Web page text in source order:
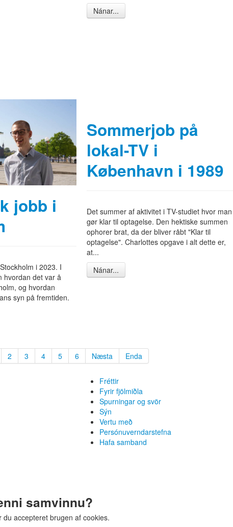
Nánar...
jobb i
i 2023. I
hvordan det var å
og hvordan
syn på fremtiden.
Sommerjob på
lokal-TV i
København i 1989
Det summer af aktivitet i TV-studiet hvor man
gør klar til optagelse. Den hektiske summen
ophorer brat, da der bliver råbt "Klar til
optagelse". Charlottes opgave i alt dette er,
at...
Nánar...
2 3 4 5 6 Næsta Enda
Fréttir
Fyrir fjölmiðla
Spurningar og svör
Sýn
Vertu með
Persónuverndarstefna
Hafa samband
samvinnu?
accepteret brugen af cookies.